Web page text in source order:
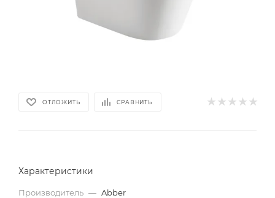
ОТЛОЖИТЬ СРАВНИТЬ
Характеристики
Производитель — Abber